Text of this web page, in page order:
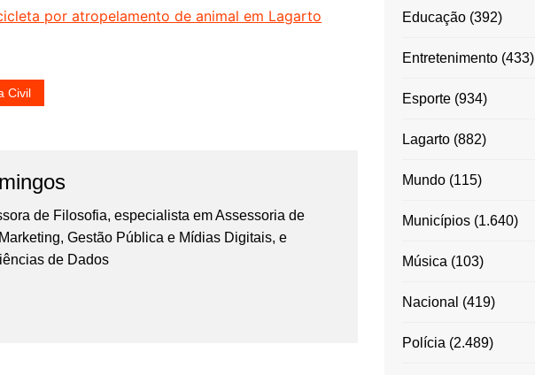
por atropelamento de animal em Lagarto
Civil
de Filosofia, especialista em Assessoria de
Gestão Pública e Mídias Digitais, e
de Dados
Educação (392)
Entretenimento (433)
Esporte (934)
Lagarto (882)
Mundo (115)
Municípios (1.640)
Música (103)
Nacional (419)
Polícia (2.489)